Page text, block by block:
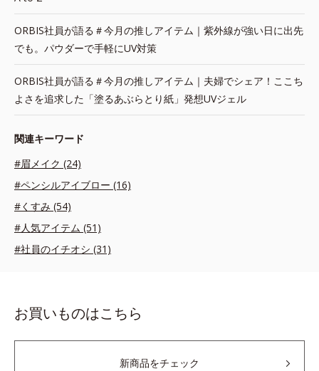
ORBIS社員が語る＃今月の推しアイテム｜紫外線が強い日に出先
でも。パウダーで手軽にUV対策
ORBIS社員が語る＃今月の推しアイテム｜夫婦でシェア！ここち
よさを追求した「塗るあぶらとり紙」発想UVジェル
関連キーワード
#眉メイク (24)
#ペンシルアイブロー (16)
#くすみ (54)
#人気アイテム (51)
#社員のイチオシ (31)
お買いものはこちら
新商品をチェック